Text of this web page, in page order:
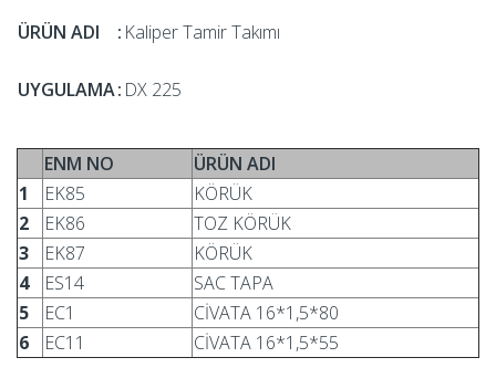
ÜRÜN ADI : Kaliper Tamir Takımı
UYGULAMA: DX 225
ENM NO
ÜRÜN ADI
1
EK85
KÖRÜK
2
EK86
TOZ KÖRÜK
3
EK87
KÖRÜK
4
ES14
SAC TAPA
5
EC1
CİVATA 16*1,5*80
6
EC11 CİVATA 16*1,5*55